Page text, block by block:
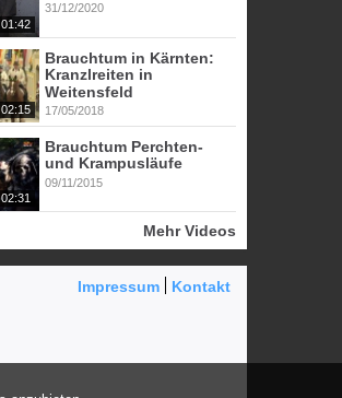
01:42
31/12/2020
02:15
Brauchtum in Kärnten:
Kranzlreiten in
Weitensfeld
17/05/2018
02:31
Brauchtum Perchten-
und Krampusläufe
09/11/2015
Mehr Videos
Impressum
Kontakt